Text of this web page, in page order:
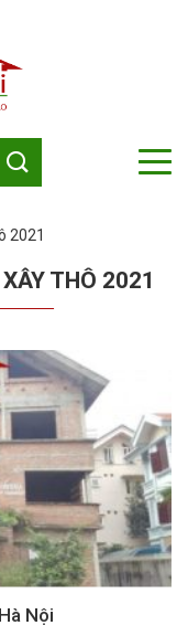
2021
THÔ 2021
Nội